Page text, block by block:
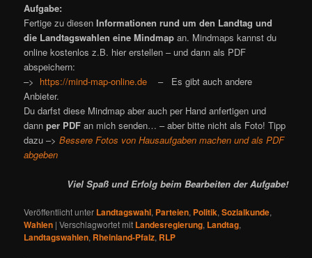
Aufgabe:
Fertige zu diesen Informationen rund um den Landtag und
die Landtagswahlen eine Mindmap an. Mindmaps kannst du
online kostenlos z.B. hier erstellen – und dann als PDF
abspeichern:
–> https://mind-map-online.de – Es gibt auch andere
Anbieter.
Du darfst diese Mindmap aber auch per Hand anfertigen und
dannper PDF an mich senden… – aber bitte nicht als Foto! Tipp
dazu –>Bessere Fotos von Hausaufgaben machen und als PDF
abgeben
Viel Spaß und Erfolg beim Bearbeiten der Aufgabe!
Veröffentlicht unter Landtagswahl, Parteien, Politik,Sozialkunde,
Wahlen |Verschlagwortet mit Landesregierung, Landtag,
Landtagswahlen, Rheinland-Pfalz, RLP